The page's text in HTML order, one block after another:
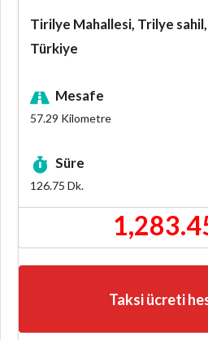
Tirilye Mahallesi, Trilye
Türkiye
Mesafe
57.29 Kilometre
Süre
126.75 Dk.
Taksi ücreti